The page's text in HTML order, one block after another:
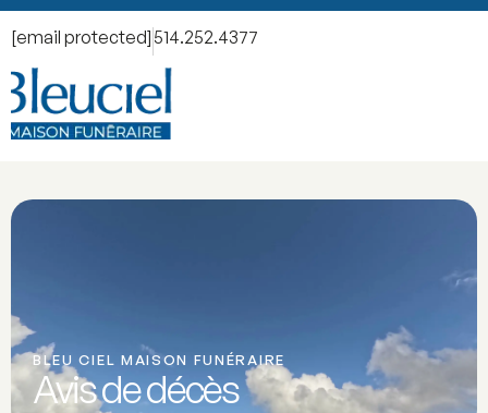
[email protected] 514.252.4377
BLEU CIEL MAISON FUNÉRAIRE
Avis de décès